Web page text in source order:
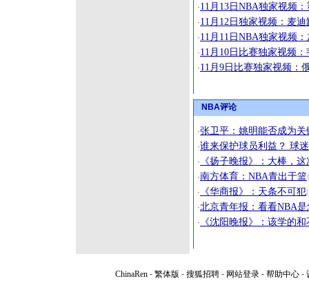
·11月13日NBA独家视频
·11月12日独家视频：麦
·11月11日NBA独家视频
·11月10日比赛独家视频
·11月9日比赛独家视频：
NBA评论
·张卫平：姚明能否成为
·谁来保护球员利益？ 球
· 《扬子晚报》：大棒，
·南方体育：NBA青出于篮
·
《华商报》：天条不可犯
·北京青年报：看看NBA
· 《沈阳晚报》：该学的
ChinaRen - 繁体版 - 搜狐招聘 - 网站登录 - 帮助中心 -